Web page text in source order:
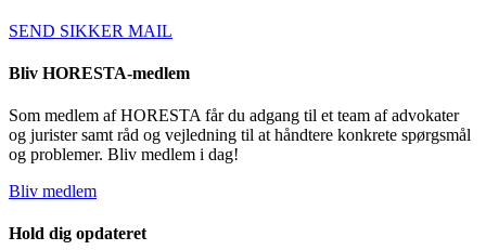
SEND SIKKER MAIL
Bliv HORESTA-medlem
Som medlem af HORESTA får du adgang til et team af advokater
og jurister samt råd og vejledning til at håndtere konkrete spørgsmål
og problemer. Bliv medlem i dag!
Bliv medlem
Hold dig opdateret